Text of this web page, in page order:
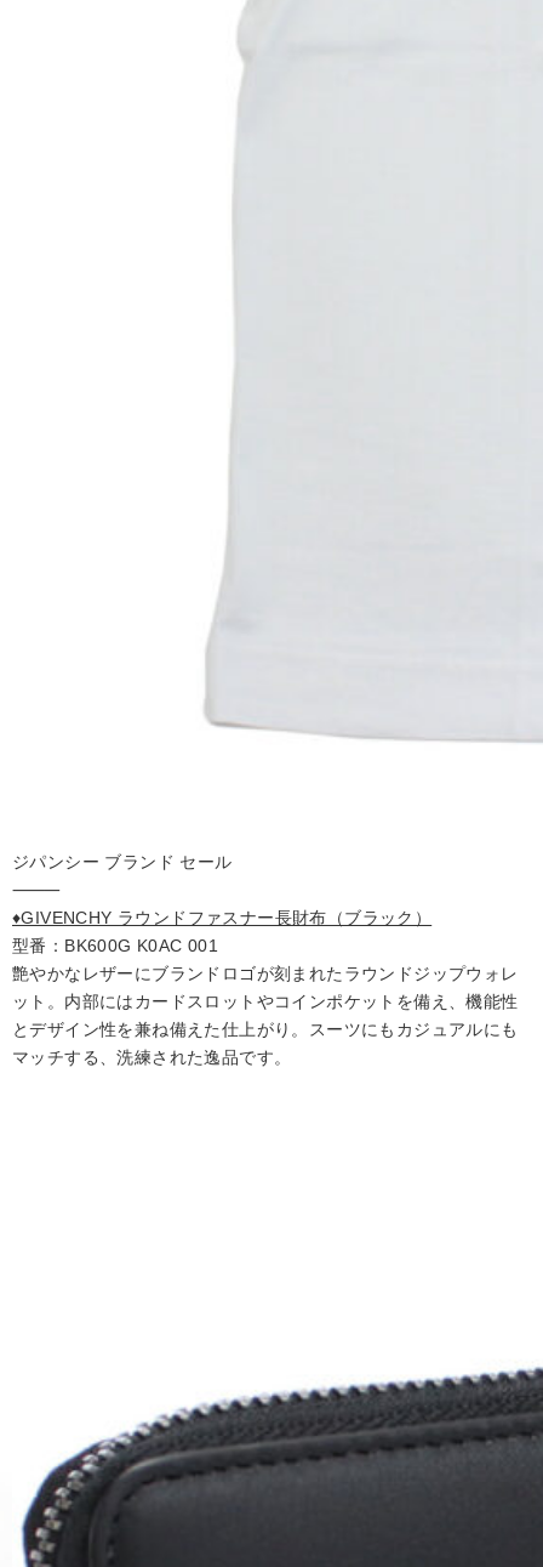
ジパンシー ブランド セール
⸻
♦️GIVENCHY ラウンドファスナー長財布（ブラック）
型番：BK600G K0AC 001
艶やかなレザーにブランドロゴが刻まれたラウンドジップウォレ
ット。内部にはカードスロットやコインポケットを備え、機能性
とデザイン性を兼ね備えた仕上がり。スーツにもカジュアルにも
マッチする、洗練された逸品です。